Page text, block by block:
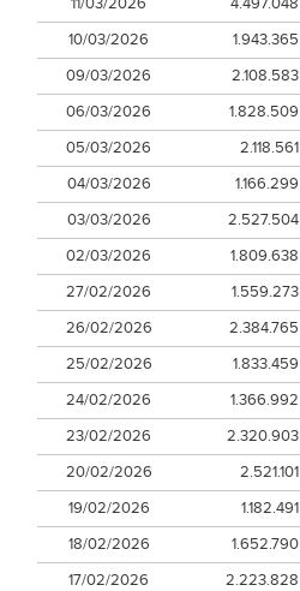
10/03/2026
1.943.365
09/03/2026
2.108.583
06/03/2026
1.828.509
05/03/2026
2.118.561
04/03/2026
1.166.299
03/03/2026
2.527.504
02/03/2026
1.809.638
27/02/2026
1.559.273
26/02/2026
2.384.765
25/02/2026
1.833.459
24/02/2026
1.366.992
23/02/2026
2.320.903
20/02/2026
2.521.101
19/02/2026
1.182.491
18/02/2026
1.652.790
17/02/2026
2.223.828